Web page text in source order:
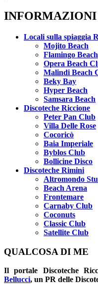
INFORMAZIONI
Locali sulla spiaggia
Mojito Beach
Flamingo Beach
Opera Beach
Malindi Beach
Beky Bay
Hyper Beach
Samsara Beach
Discoteche Riccione
Peter Pan Club
Villa Delle Rose
Cocoricò
Baia Imperiale
Byblos Club
Bollicine Disco
Discoteche Rimini
Altromondo
Beach Arena
Frontemare
Carnaby Club
Coconuts
Classic Club
Satellite Club
QUALCOSA DI ME
Il portale Discoteche
Bellucci, un PR delle